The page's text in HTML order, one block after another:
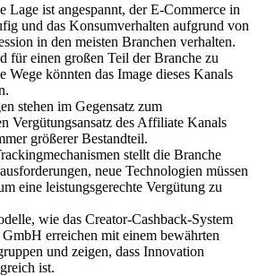
Lage ist angespannt, der E-Commerce in
und das Konsumverhalten aufgrund von
in den meisten Branchen verhalten.
für einen großen Teil der Branche zu
Wege könnten das Image dieses Kanals
stehen im Gegensatz zum
Vergütungsansatz des Affiliate Kanals
größerer Bestandteil.
stellt die Branche
neue Technologien müssen
eine leistungsgerechte Vergütung zu
wie das Creator-Cashback-System
erreichen mit einem bewährten
und zeigen, dass Innovation
ist.